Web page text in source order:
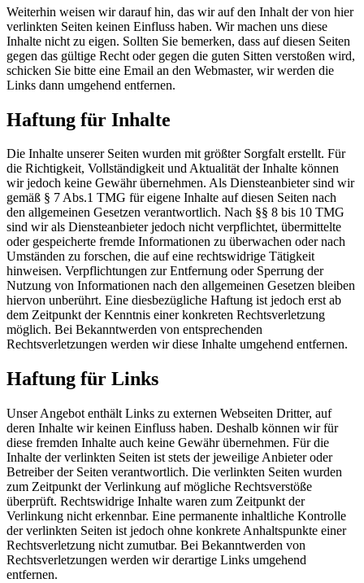
Weiterhin weisen wir darauf hin, das wir auf den Inhalt der von hier
verlinkten Seiten keinen Einfluss haben. Wir machen uns diese
Inhalte nicht zu eigen. Sollten Sie bemerken, dass auf diesen Seiten
gegen das gültige Recht oder gegen die guten Sitten verstoßen wird,
schicken Sie bitte eine Email an den Webmaster, wir werden die
Links dann umgehend entfernen.
Haftung für Inhalte
Die Inhalte unserer Seiten wurden mit größter Sorgfalt erstellt. Für
die Richtigkeit, Vollständigkeit und Aktualität der Inhalte können
wir jedoch keine Gewähr übernehmen. Als Diensteanbieter sind wir
gemäß § 7 Abs.1 TMG für eigene Inhalte auf diesen Seiten nach
den allgemeinen Gesetzen verantwortlich. Nach §§ 8 bis 10 TMG
sind wir als Diensteanbieter jedoch nicht verpflichtet, übermittelte
oder gespeicherte fremde Informationen zu überwachen oder nach
Umständen zu forschen, die auf eine rechtswidrige Tätigkeit
hinweisen. Verpflichtungen zur Entfernung oder Sperrung der
Nutzung von Informationen nach den allgemeinen Gesetzen bleiben
hiervon unberührt. Eine diesbezügliche Haftung ist jedoch erst ab
dem Zeitpunkt der Kenntnis einer konkreten Rechtsverletzung
möglich. Bei Bekanntwerden von entsprechenden
Rechtsverletzungen werden wir diese Inhalte umgehend entfernen.
Haftung für Links
Unser Angebot enthält Links zu externen Webseiten Dritter, auf
deren Inhalte wir keinen Einfluss haben. Deshalb können wir für
diese fremden Inhalte auch keine Gewähr übernehmen. Für die
Inhalte der verlinkten Seiten ist stets der jeweilige Anbieter oder
Betreiber der Seiten verantwortlich. Die verlinkten Seiten wurden
zum Zeitpunkt der Verlinkung auf mögliche Rechtsverstöße
überprüft. Rechtswidrige Inhalte waren zum Zeitpunkt der
Verlinkung nicht erkennbar. Eine permanente inhaltliche Kontrolle
der verlinkten Seiten ist jedoch ohne konkrete Anhaltspunkte einer
Rechtsverletzung nicht zumutbar. Bei Bekanntwerden von
Rechtsverletzungen werden wir derartige Links umgehend
entfernen.